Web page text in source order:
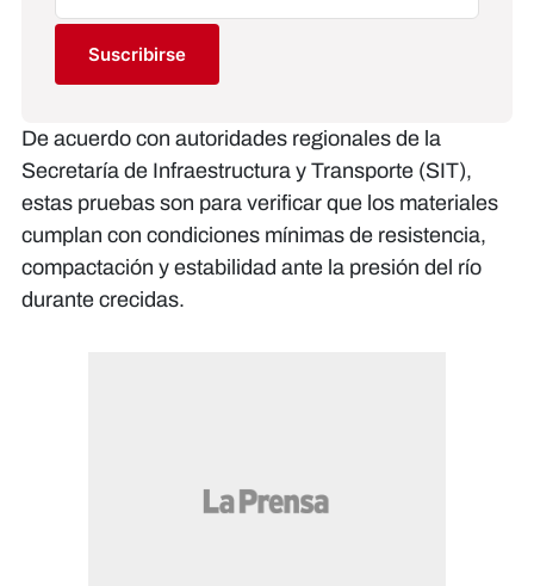
Suscribirse
De acuerdo con autoridades regionales de la
Secretaría de Infraestructura y Transporte (SIT),
estas pruebas son para verificar que los materiales
cumplan con condiciones mínimas de resistencia,
compactación y estabilidad ante la presión del río
durante crecidas.